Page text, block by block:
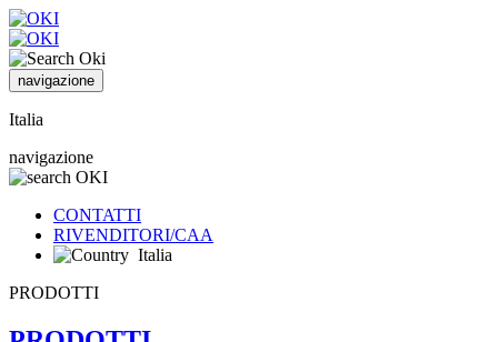
navigazione
Italia
navigazione
CONTATTI
RIVENDITORI/CAA
Italia
PRODOTTI